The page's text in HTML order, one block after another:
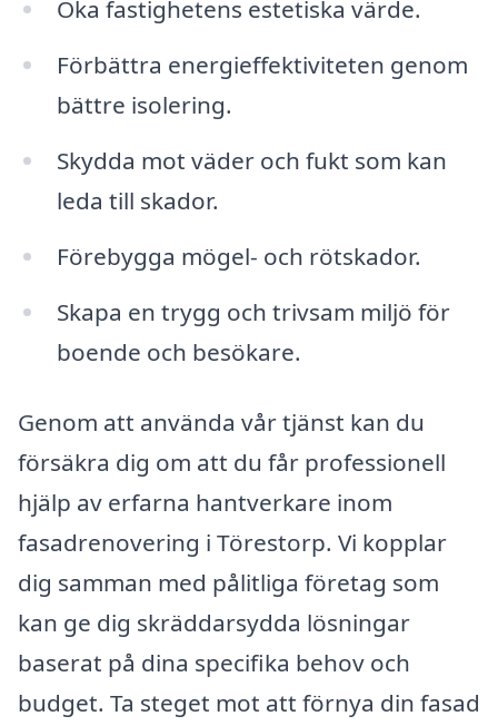
Öka fastighetens estetiska värde.
Förbättra energieffektiviteten genom
bättre isolering.
Skydda mot väder och fukt som kan
leda till skador.
Förebygga mögel- och rötskador.
Skapa en trygg och trivsam miljö för
boende och besökare.
Genom att använda vår tjänst kan du
försäkra dig om att du får professionell
hjälp av erfarna hantverkare inom
fasadrenovering i Törestorp. Vi kopplar
dig samman med pålitliga företag som
kan ge dig skräddarsydda lösningar
baserat på dina specifika behov och
budget. Ta steget mot att förnya din fasad